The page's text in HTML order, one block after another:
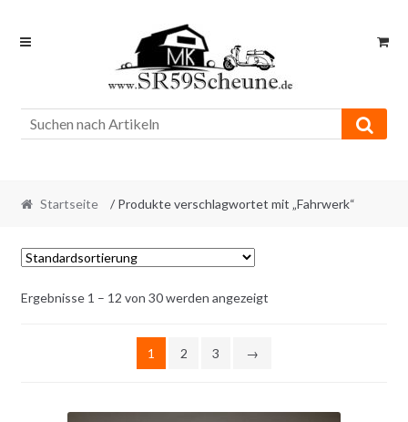
Skip
Skip
Startseite / Produkte verschlagwortet mit „Fahrwerk“
Ergebnisse 1 – 12 von 30 werden angezeigt
1 2 3 →